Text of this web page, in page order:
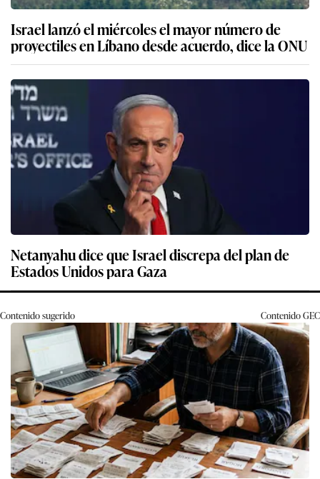
Israel lanzó el miércoles el mayor número de
proyectiles en Líbano desde acuerdo, dice la ONU
Netanyahu dice que Israel discrepa del plan de
Estados Unidos para Gaza
Contenido sugerido ContenidoGEC